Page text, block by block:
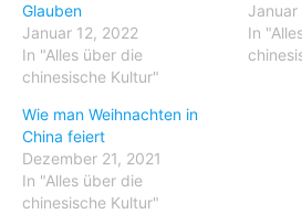
Glauben
Januar 12, 2022
In "Alles über die
chinesische Kultur"
In
Wie man Weihnachten in
China feiert
Dezember 21, 2021
In "Alles über die
chinesische Kultur"